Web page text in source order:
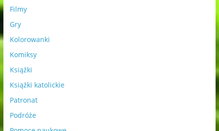
Filmy
Gry
Kolorowanki
Komiksy
Książki
Książki katolickie
Patronat
Podróże